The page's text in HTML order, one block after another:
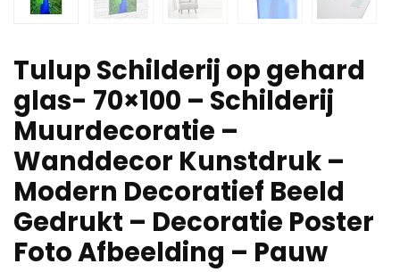
Tulup Schilderij op gehard
glas- 70×100 – Schilderij
Muurdecoratie –
Wanddecor Kunstdruk –
Modern Decoratief Beeld
Gedrukt – Decoratie Poster
Foto Afbeelding – Pauw